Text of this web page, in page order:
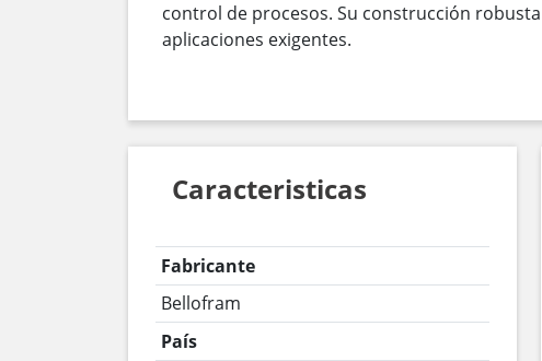
control de procesos. Su construcción
aplicaciones exigentes.
Caracteristicas
Fabricante
Bellofram
País